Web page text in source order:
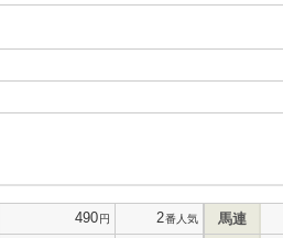
490円 2番人気 馬連